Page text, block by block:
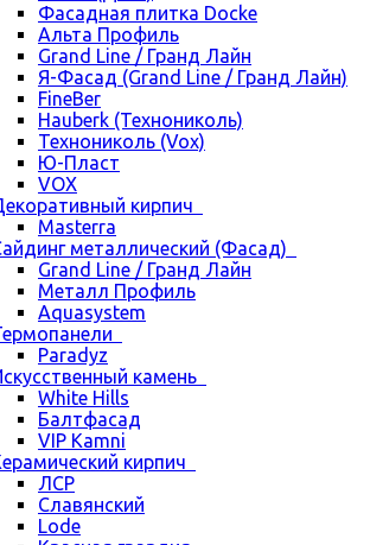
Фасадная плитка Docke
Альта Профиль
Grand Line / Гранд Лайн
Я-Фасад (Grand Line / Гранд Лайн)
FineBer
Hauberk (Технониколь)
Технониколь (Vox)
Ю-Пласт
VOX
кирпич
Masterra
металлический (Фасад)
Grand Line / Гранд Лайн
Металл Профиль
Aquasystem
Paradyz
камень
White Hills
Балтфасад
VIP Kamni
кирпич
ЛСР
Славянский
Lode